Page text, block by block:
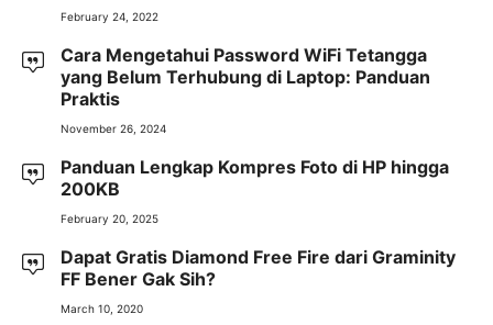
February 24, 2022
Cara Mengetahui Password WiFi Tetangga
yang Belum Terhubung di Laptop: Panduan
Praktis
November 26, 2024
Panduan Lengkap Kompres Foto di HP hingga
200KB
February 20, 2025
Dapat Gratis Diamond Free Fire dari Graminity
FF Bener Gak Sih?
March 10, 2020